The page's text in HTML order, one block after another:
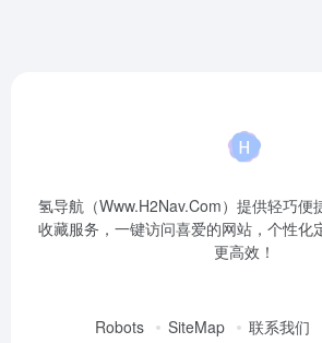
氢导航（Www.H2Nav.Com）提供轻巧便
收藏服务，一键访问喜爱的网站，个性化
更高效！
Robots SiteMap 联系我们